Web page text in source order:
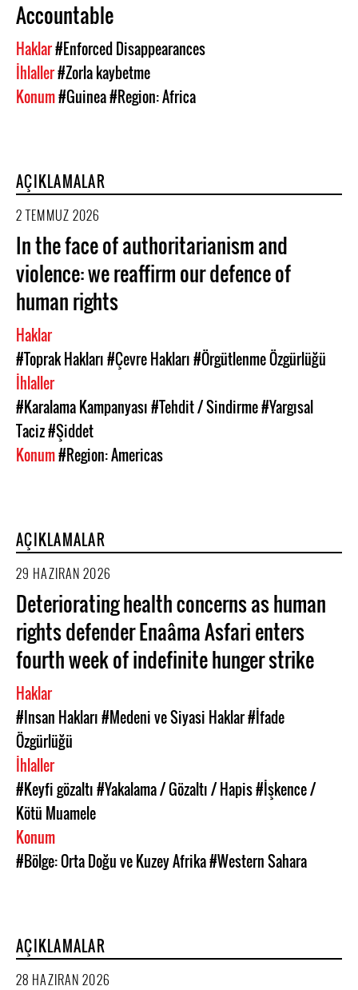
Accountable
Haklar#Enforced Disappearances
İhlaller#Zorla kaybetme
Konum#Guinea#Region: Africa
AÇIKLAMALAR
2 TEMMUZ 2026
In the face of authoritarianism and
violence: we reaffirm our defence of
human rights
Haklar
#Toprak Hakları#Çevre Hakları#Örgütlenme Özgürlüğü
İhlaller
#Karalama Kampanyası#Tehdit / Sindirme#Yargısal
Taciz#Şiddet
Konum#Region: Americas
AÇIKLAMALAR
29 HAZIRAN 2026
Deteriorating health concerns as human
rights defender Enaâma Asfari enters
fourth week of indefinite hunger strike
Haklar
#Insan Hakları#Medeni ve Siyasi Haklar#İfade
Özgürlüğü
İhlaller
#Keyfi gözaltı#Yakalama / Gözaltı / Hapis#İşkence /
Kötü Muamele
Konum
#Bölge: Orta Doğu ve Kuzey Afrika#Western Sahara
AÇIKLAMALAR
28 HAZIRAN 2026